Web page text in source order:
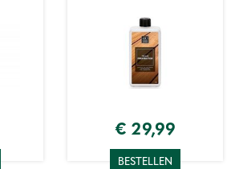
€ 29,99
BESTELLEN